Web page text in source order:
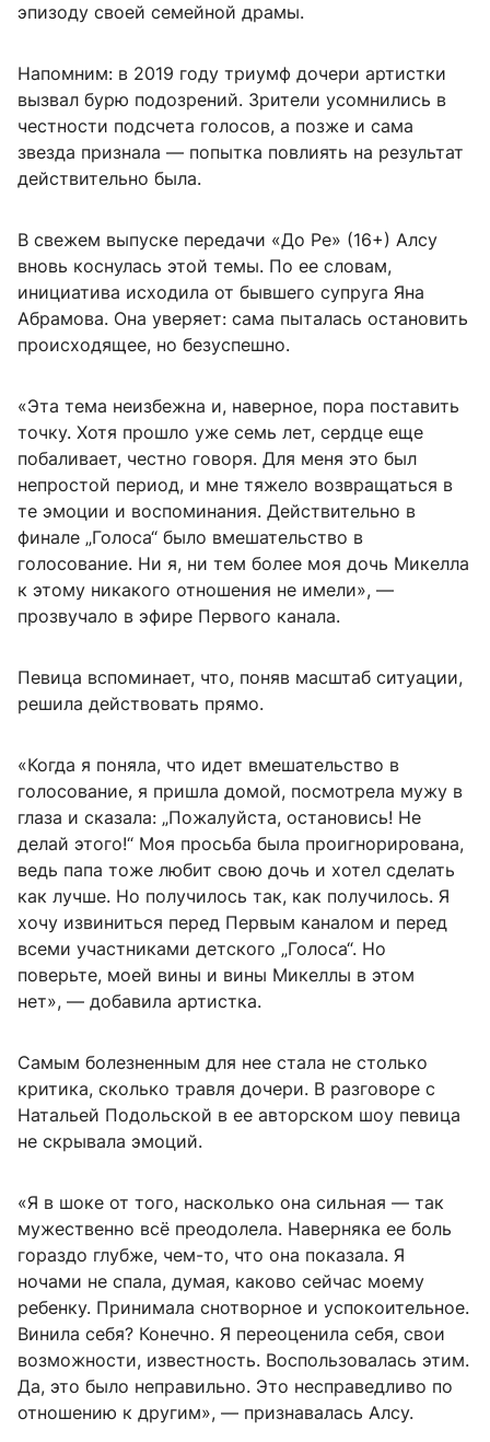
эпизоду своей семейной драмы.
Напомним: в 2019 году триумф дочери артистки
вызвал бурю подозрений. Зрители усомнились в
честности подсчета голосов, а позже и сама
звезда признала — попытка повлиять на результат
действительно была.
В свежем выпуске передачи «До Ре» (16+) Алсу
вновь коснулась этой темы. По ее словам,
инициатива исходила от бывшего супруга Яна
Абрамова. Она уверяет: сама пыталась остановить
происходящее, но безуспешно.
«Эта тема неизбежна и, наверное, пора поставить
точку. Хотя прошло уже семь лет, сердце еще
побаливает, честно говоря. Для меня это был
непростой период, и мне тяжело возвращаться в
те эмоции и воспоминания. Действительно в
финале „Голоса“ было вмешательство в
голосование. Ни я, ни тем более моя дочь Микелла
к этому никакого отношения не имели», —
прозвучало в эфире Первого канала.
Певица вспоминает, что, поняв масштаб ситуации,
решила действовать прямо.
«Когда я поняла, что идет вмешательство в
голосование, я пришла домой, посмотрела мужу в
глаза и сказала: „Пожалуйста, остановись! Не
делай этого!“ Моя просьба была проигнорирована,
ведь папа тоже любит свою дочь и хотел сделать
как лучше. Но получилось так, как получилось. Я
хочу извиниться перед Первым каналом и перед
всеми участниками детского „Голоса“. Но
поверьте, моей вины и вины Микеллы в этом
нет», — добавила артистка.
Самым болезненным для нее стала не столько
критика, сколько травля дочери. В разговоре с
Натальей Подольской в ее авторском шоу певица
не скрывала эмоций.
«Я в шоке от того, насколько она сильная — так
мужественно всё преодолела. Наверняка ее боль
гораздо глубже, чем-то, что она показала. Я
ночами не спала, думая, каково сейчас моему
ребенку. Принимала снотворное и успокоительное.
Винила себя? Конечно. Я переоценила себя, свои
возможности, известность. Воспользовалась этим.
Да, это было неправильно. Это несправедливо по
отношению к другим», — признавалась Алсу.